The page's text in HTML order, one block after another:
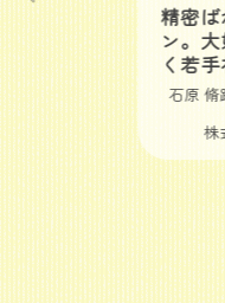
精密
ン。
く若
石原
株